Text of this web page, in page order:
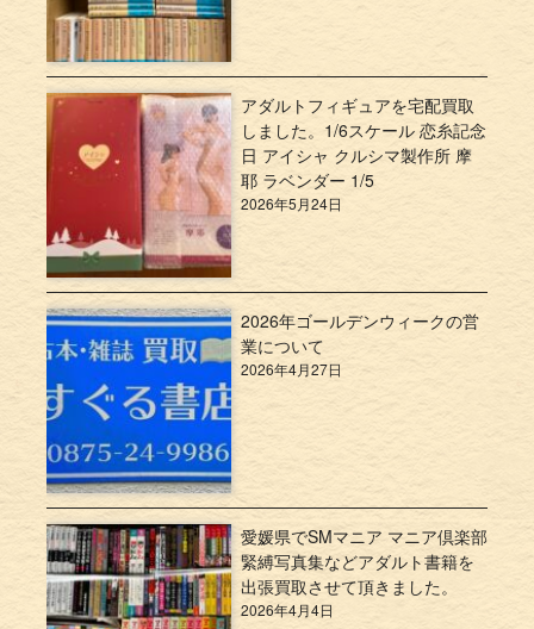
アダルトフィギュアを宅配買取
しました。1/6スケール 恋糸記念
日 アイシャ クルシマ製作所 摩
耶 ラベンダー 1/5
2026年5月24日
2026年ゴールデンウィークの営
業について
2026年4月27日
愛媛県でSMマニア マニア倶楽部
緊縛写真集などアダルト書籍を
出張買取させて頂きました。
2026年4月4日